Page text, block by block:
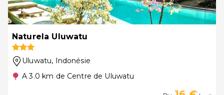
Naturela Uluwatu
Uluwatu, Indonésie
A 3.0 km de Centre de Uluwatu